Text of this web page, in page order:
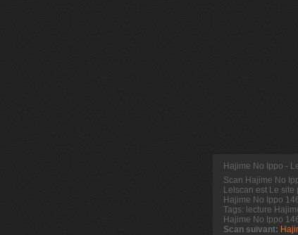
Hajime No Ippo -
Scan Hajime No
Lelscan est Le site
Hajime No Ippo
Tags: lecture
Hajime No Ippo
Scan suivant: